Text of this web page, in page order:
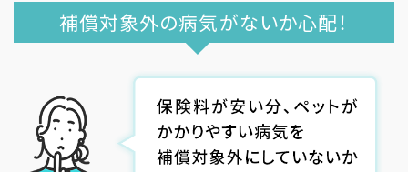
補償対象外の病気がないか心配！